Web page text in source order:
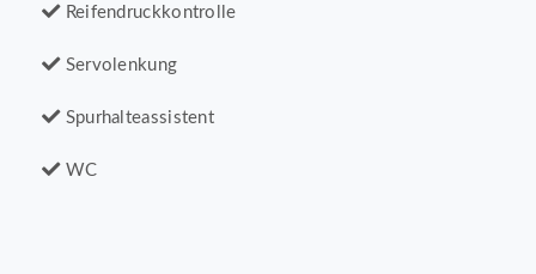
Reifendruckkontrolle
Servolenkung
Spurhalteassistent
WC